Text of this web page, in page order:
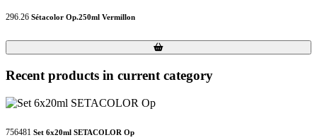
296.26 Sétacolor Op.250ml Vermillon
Loading...
Loading...
Recent products in current category
756481 Set 6x20ml SETACOLOR Op